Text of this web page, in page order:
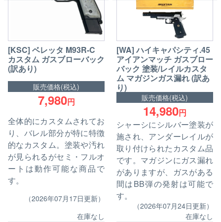
[KSC] ベレッタ M93R-C
カスタム ガスブローバック
(訳あり)
販売価格(税込)
7,980円
全体的にカスタムされてお
り、バレル部分が特に特徴
的なカスタム。塗装や汚れ
が見られるがセミ・フルオ
ートは動作可能な商品で
す。
（2026年07月17日更新）
在庫なし
[WA] ハイキャパシティ.45
アイアンマッチ ガスブロー
バック 塗装/レイルカスタ
ム マガジンガス漏れ (訳あ
り)
販売価格(税込)
14,980円
シャーシにシルバー塗装が
施され、アンダーレイルが
取り付けられたカスタム品
です。マガジンにガス漏れ
がありますが、ガスがある
間はBB弾の発射は可能で
す。
（2026年07月24日更新）
在庫なし